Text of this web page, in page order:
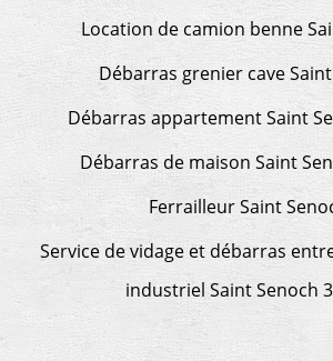
Location de camion benne
Débarras grenier cave
Débarras appartement Saint
Débarras de maison Saint
Ferrailleur Saint
Service de vidage et débarras
industriel Saint Senoch